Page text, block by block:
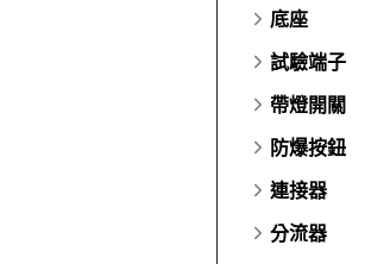
底座
試驗端子
帶燈開關
防爆按鈕
連接器
分流器